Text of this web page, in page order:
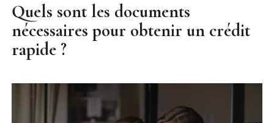
Quels sont les documents
nécessaires pour obtenir un crédit
rapide ?